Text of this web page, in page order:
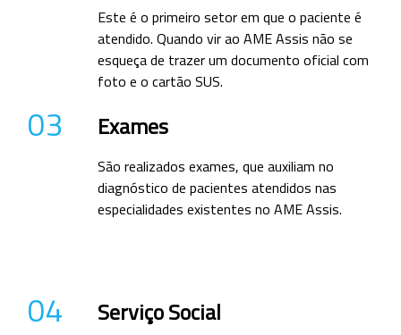
Este é o primeiro setor em que o paciente é
atendido. Quando vir ao AME Assis não se
esqueça de trazer um documento oficial com
foto e o cartão SUS.
03 Exames
São realizados exames, que auxiliam no
diagnóstico de pacientes atendidos nas
especialidades existentes no AME Assis.
04 Serviço Social